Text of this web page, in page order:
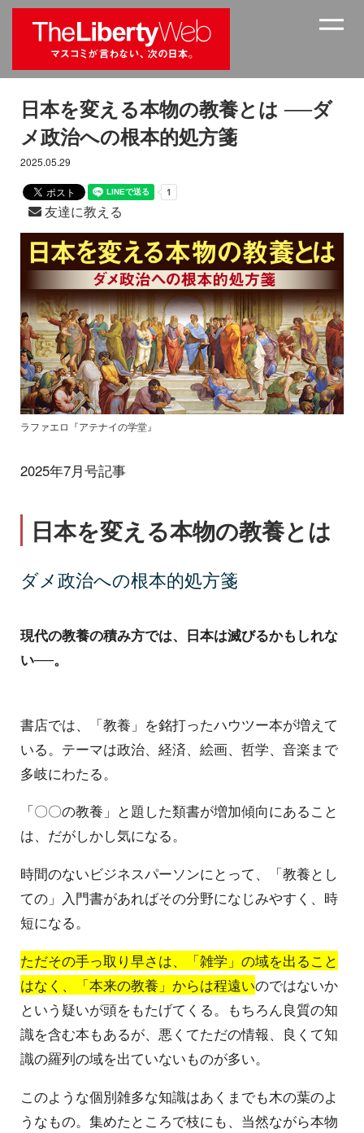
日本を変える本物の教養とは ──ダ
メ政治への根本的処方箋
2025.05.29
友達に教える
ラファエロ『アテナイの学堂』
2025年7月号記事
日本を変える本物の教養とは
ダメ政治への根本的処方箋
現代の教養の積み方では、日本は滅びるかもしれな
い──。
書店では、「教養」を銘打ったハウツー本が増えて
いる。テーマは政治、経済、絵画、哲学、音楽まで
多岐にわたる。
「〇〇の教養」と題した類書が増加傾向にあること
は、だがしかし気になる。
時間のないビジネスパーソンにとって、「教養とし
ての」入門書があればその分野になじみやすく、時
短になる。
ただその手っ取り早さは、「雑学」の域を出ること
はなく、「本来の教養」からは程遠いのではないか
という疑いが頭をもたげてくる。もちろん良質の知
識を含む本もあるが、悪くてただの情報、良くて知
識の羅列の域を出ていないものが多い。
このような個別雑多な知識はあくまでも木の葉のよ
うなもの。集めたところで枝にも、当然ながら本物